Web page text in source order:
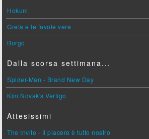
Hokum
Greta e le favole vere
Borgo
Dalla scorsa settimana...
Spider-Man - Brand New Day
Kim Novak's Vertigo
Attesissimi
The Invite - Il piacere è tutto nostro